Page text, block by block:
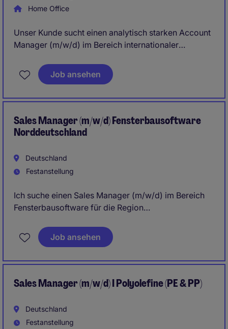
Home Office
Unser Kunde sucht einen analytisch starken Account
Manager (m/w/d) im Bereich internationaler
Entwicklung von Retail-Partnern. Die Rolle ist eine
klassische Inside-Sales-Position mit starkem Fokus
Fokus auf Bestandskundenentwicklung, Upselling
Betreuung von Retail-Partnern im internationalen
Job ansehen
Sales Manager (m/w/d) Fensterbausoftware
Norddeutschland
Deutschland
Festanstellung
Ich suche einen Sales Manager (m/w/d) im Bereich
Fensterbausoftware für die Region
Vertriebler (m/w/d) mit mehrjährigen
Vertriebskenntnissen im Bereich Fensterbausoftware,
Job ansehen
Sales Manager (m/w/d) I Polyolefine (PE & PP)
Deutschland
Festanstellung